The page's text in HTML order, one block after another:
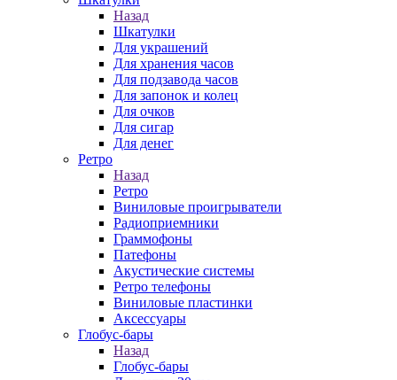
Назад
Шкатулки
Для украшений
Для хранения часов
Для подзавода часов
Для запонок и колец
Для очков
Для сигар
Для денег
Ретро
Назад
Ретро
Виниловые проигрыватели
Радиоприемники
Граммофоны
Патефоны
Акустические системы
Ретро телефоны
Виниловые пластинки
Аксессуары
Глобус-бары
Назад
Глобус-бары